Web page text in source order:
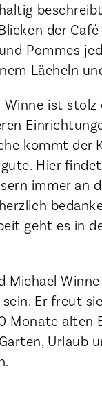
der
und Pommes
Lächeln
Winne ist
kommt der
Hier
immer an
geht es in
Michael
Er freut
Monate alten
Urlaub